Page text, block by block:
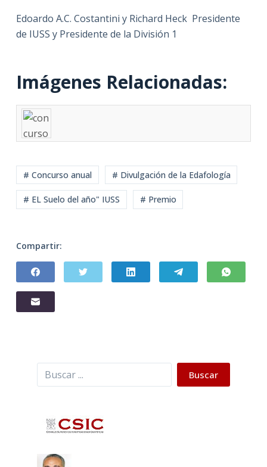
Edoardo A.C. Costantini y Richard Heck Presidente
de IUSS y Presidente de la División 1
Imágenes Relacionadas:
# Concurso anual # Divulgación de la Edafología
# EL Suelo del año" IUSS # Premio
Compartir:
Buscar Buscar